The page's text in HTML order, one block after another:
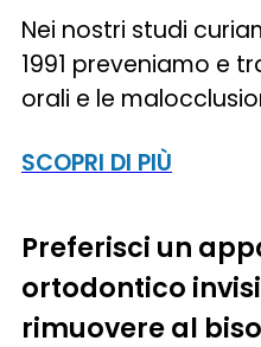
Nei nostri studi
1991 preveniamo e
orali e le
SCOPRI DI PIÙ
Preferisci un
ortodontico
rimuovere al